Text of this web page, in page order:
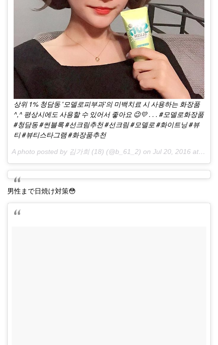
상위 1% 청담동 '모델로피부과'의 미백치료 시 사용하는 화장품
^,^ 평상시에도 사용할 수 있어서 좋아요 😉💛 . . . #모델로화장품
#청담동 #썬블록 #선크림추천 #선크림 #모델로 #화이트닝 #뷰
티 #뷰티스타그램 #화장품추천
A photo posted by 김가희 (18) (@b_61_2) on Jul 20, 2016 at 6:45am PDT
男性まで日焼け対策😳